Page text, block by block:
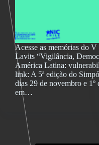
Acesse as memórias do
Lavits “Vigilância,
América Latina:
link: A 5ª edição do
dias 29 de novembro e 1º
em…